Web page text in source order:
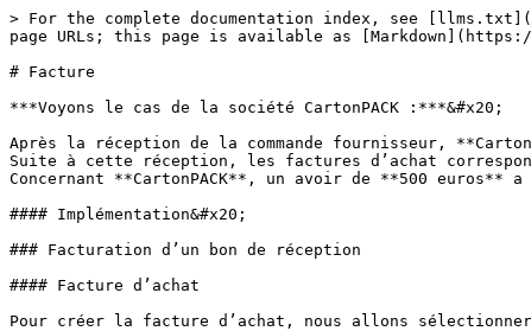
> For the complete documentation index, see
page URLs; this page is available as
# Facture
***Voyons le cas de la société CartonPACK :***&#x20;
Après la réception de la commande fournisseur,
Suite à cette réception, les factures d’achat
Concernant **CartonPACK**, un avoir de **500
#### Implémentation&#x20;
### Facturation d’un bon de réception
#### Facture d’achat
Pour créer la facture d’achat, nous allons